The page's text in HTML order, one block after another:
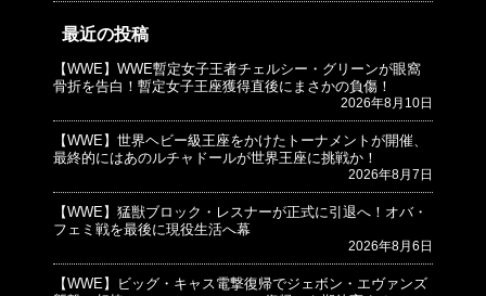
最近の投稿
【WWE】WWE暫定女子王者チェルシー・グリーンが眼窩
骨折を告白！暫定女子王座獲得直後にまさかの負傷！
2026年8月10日
【WWE】世界ヘビー級王座をかけたトーナメントが開催、
最終的にはあのルチャドールが世界王座に挑戦か！
2026年8月7日
【WWE】猛獣ブロック・レスナーが正式に引退へ！オバ・
フェミ戦を最後に現役生活へ幕
2026年8月6日
【WWE】ビッグ・キャス電撃復帰でジェボン・エヴァンズ
© プロレスJunkie ～WWEの最新情報 USA～